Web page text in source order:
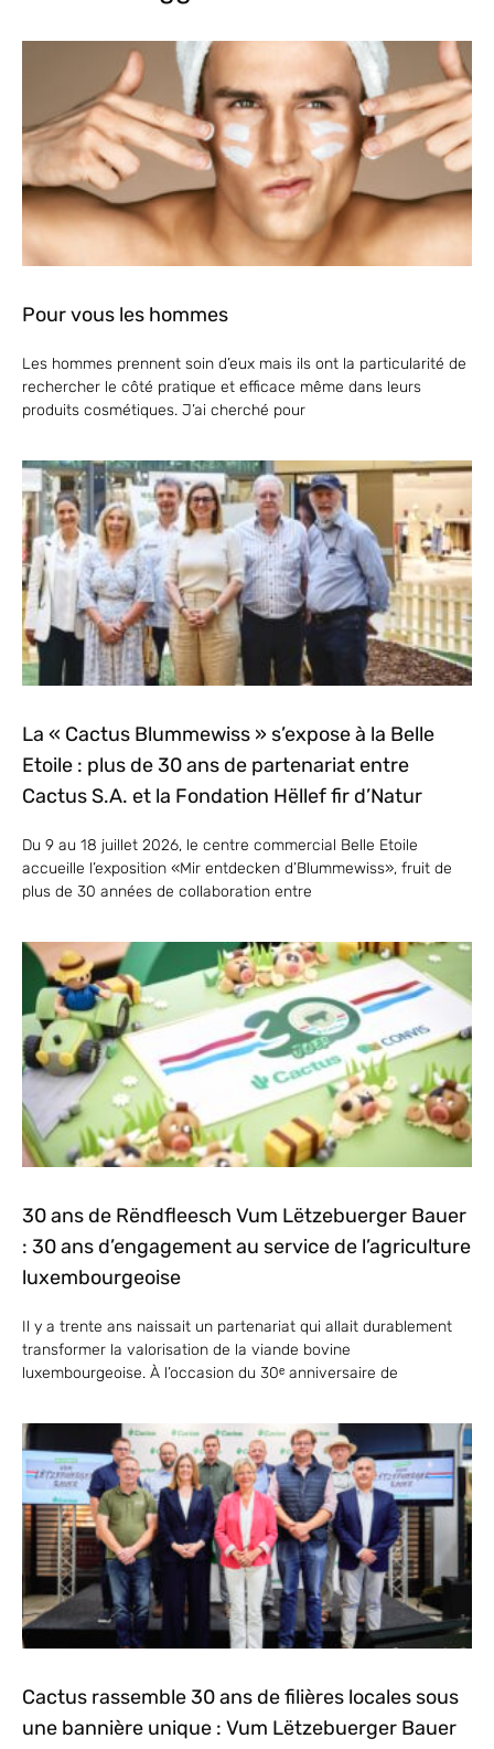
Pour vous les hommes
Les hommes prennent soin d’eux mais ils ont la particularité de
rechercher le côté pratique et efficace même dans leurs
produits cosmétiques. J’ai cherché pour
La « Cactus Blummewiss » s’expose à la Belle
Etoile : plus de 30 ans de partenariat entre
Cactus S.A. et la Fondation Hëllef fir d’Natur
Du 9 au 18 juillet 2026, le centre commercial Belle Etoile
accueille l’exposition «Mir entdecken d’Blummewiss», fruit de
plus de 30 années de collaboration entre
30 ans de Rëndfleesch Vum Lëtzebuerger Bauer
: 30 ans d’engagement au service de l’agriculture
luxembourgeoise
Il y a trente ans naissait un partenariat qui allait durablement
transformer la valorisation de la viande bovine
luxembourgeoise. À l’occasion du 30ᵉ anniversaire de
Cactus rassemble 30 ans de filières locales sous
une bannière unique : Vum Lëtzebuerger Bauer